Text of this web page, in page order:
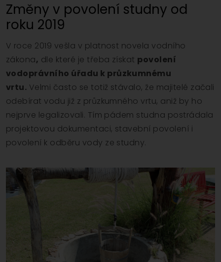
Změny v povolení studny od
roku 2019
V roce 2019 vešla v platnost novela vodního
zákona, dle které je třeba získat povolení
vodoprávního úřadu k průzkumnému
vrtu. Velmi často se totiž stávalo, že majitelé začali
odebírat vodu již z průzkumného vrtu, aniž by ho
nejprve legalizovali. Tím pádem studna postrádala
projektovou dokumentaci, stavební povolení i
povolení k odběru vody ze studny.